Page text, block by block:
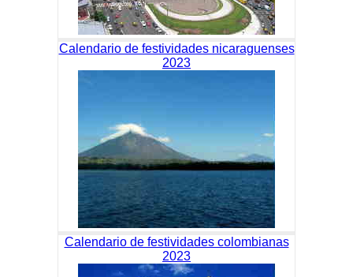
Calendario de festividades nicaraguenses
2023
Calendario de festividades colombianas
2023